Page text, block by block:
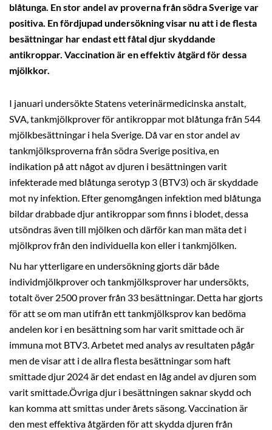
blåtunga. En stor andel av proverna från södra Sverige var
positiva. En fördjupad undersökning visar nu att i de flesta
besättningar har endast ett fåtal djur skyddande
antikroppar. Vaccination är en effektiv åtgärd för dessa
mjölkkor.
I januari undersökte Statens veterinärmedicinska anstalt,
SVA, tankmjölkprover för antikroppar mot blåtunga från 544
mjölkbesättningar i hela Sverige. Då var en stor andel av
tankmjölksproverna från södra Sverige positiva, en
indikation på att något av djuren i besättningen varit
infekterade med blåtunga serotyp 3 (BTV3) och är skyddade
mot ny infektion. Efter genomgången infektion med blåtunga
bildar drabbade djur antikroppar som finns i blodet, dessa
utsöndras även till mjölken och därför kan man mäta det i
mjölkprov från den individuella kon eller i tankmjölken.
Nu har ytterligare en undersökning gjorts där både
individmjölkprover och tankmjölksprover har undersökts,
totalt över 2500 prover från 33 besättningar. Detta har gjorts
för att se om man utifrån ett tankmjölksprov kan bedöma
andelen kor i en besättning som har varit smittade och är
immuna mot BTV3. Arbetet med analys av resultaten pågår
men de visar att i de allra flesta besättningar som haft
smittade djur 2024 är det endast en låg andel av djuren som
varit smittade.Övriga djur i besättningen saknar skydd och
kan komma att smittas under årets säsong. Vaccination är
den mest effektiva åtgärden för att skydda djuren från